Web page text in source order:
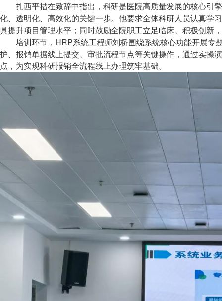
扎西平措在致辞中指出，科研是医院高质量发展的核心引
化、透明化、高效化的关键一步。他要求全体科研人员认真学
具提升项目管理水平；同时鼓励全院职工立足临床、积极创新
培训环节，HRP系统工程师刘桥围绕系统核心功能开展专
护、报销单据线上提交、审批流程节点等关键操作，通过实操
点，为实现科研报销全流程线上办理筑牢基础。